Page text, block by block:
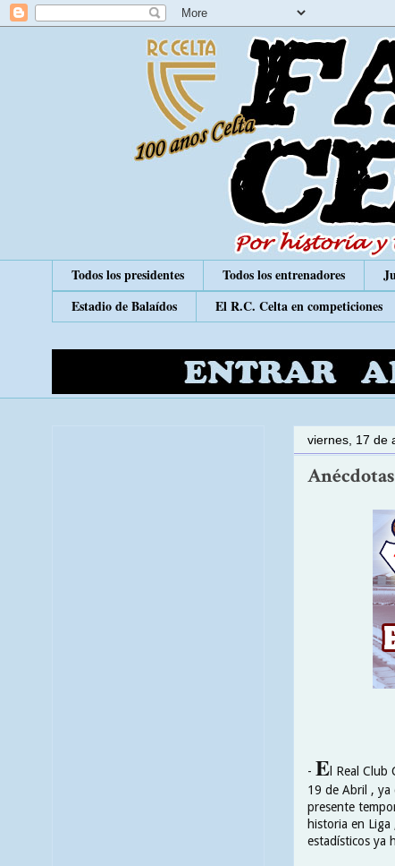
Todos los presidentes Todos los entrenadores
Estadio de Balaídos
El R.C. Celta en competiciones
viernes, 17 de
- El Real Club
19 de Abril , ya
presente
historia en Liga
estadísticos ya